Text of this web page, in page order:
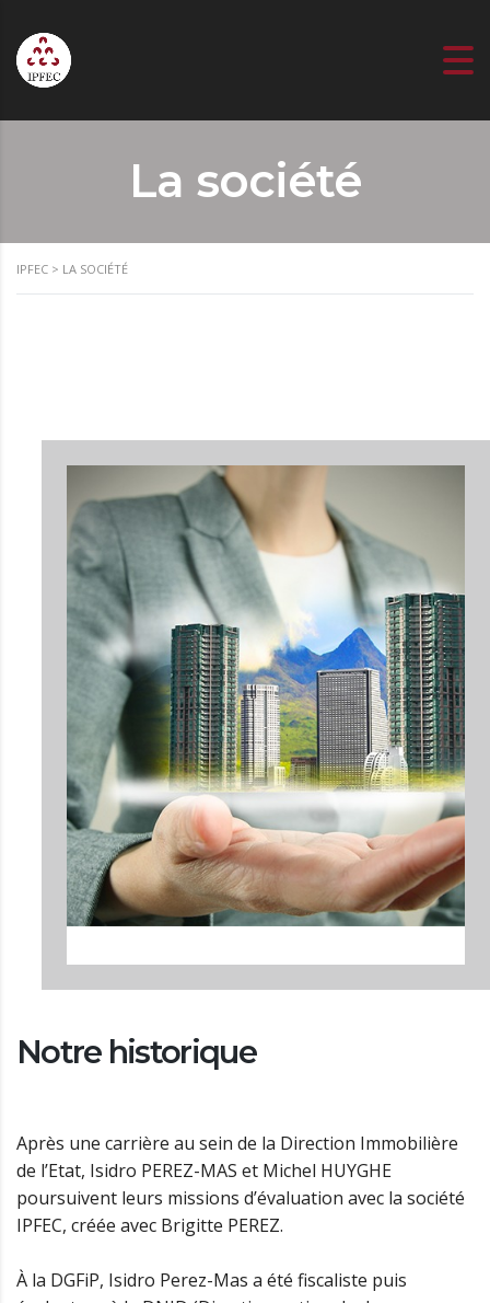
La société
IPFEC > LA SOCIÉTÉ
Notre historique
Après une carrière au sein de la Direction Immobilière
de l’Etat, Isidro PEREZ-MAS et Michel HUYGHE
poursuivent leurs missions d’évaluation avec la société
IPFEC, créée avec Brigitte PEREZ.
À la DGFiP, Isidro Perez-Mas a été fiscaliste puis